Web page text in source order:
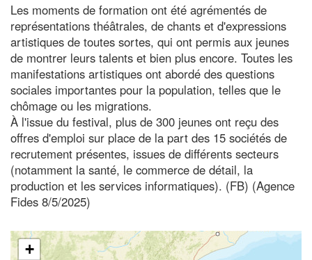
Les moments de formation ont été agrémentés de
représentations théâtrales, de chants et d'expressions
artistiques de toutes sortes, qui ont permis aux jeunes
de montrer leurs talents et bien plus encore. Toutes les
manifestations artistiques ont abordé des questions
sociales importantes pour la population, telles que le
chômage ou les migrations.
À l'issue du festival, plus de 300 jeunes ont reçu des
offres d'emploi sur place de la part des 15 sociétés de
recrutement présentes, issues de différents secteurs
(notamment la santé, le commerce de détail, la
production et les services informatiques). (FB) (Agence
Fides 8/5/2025)
+